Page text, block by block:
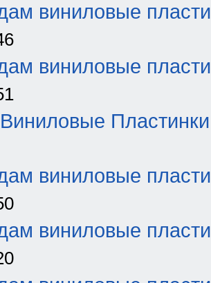
виниловые
виниловые
Пластинки
виниловые
виниловые